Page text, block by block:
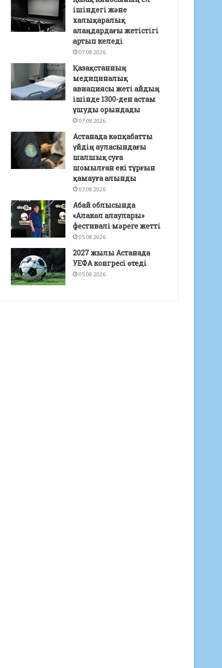
ішіндегі және
халықаралық
алаңдардағы жетістігі
артып келеді
07.08.2026
Қазақстанның
медициналық
авиациясы жеті айдың
ішінде 1300-ден астам
ұшуды орындады
07.08.2026
Астанада көпқабатты
үйдің ауласындағы
шалшық суға
шомылған екі тұрғын
қамауға алынды
07.08.2026
Абай облысында
«Алакөл алаулары»
фестивалі мәреге жетті
05.08.2026
2027 жылы Астанада
УЕФА конгресі өтеді
05.08.2026